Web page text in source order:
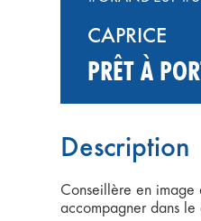
CAPRICE
PRÊT À
Description
Conseillère en image
accompagner dans le